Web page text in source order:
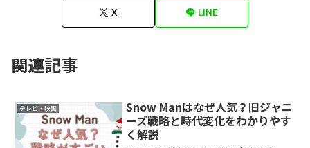
X LINE
関連記事
テレビ・映画
Snow Manはなぜ人気？旧ジャニ
ーズ戦略と時代変化をわかりやす
く解説